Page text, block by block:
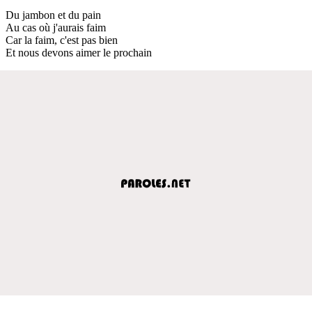
Du jambon et du pain
Au cas où j'aurais faim
Car la faim, c'est pas bien
Et nous devons aimer le prochain